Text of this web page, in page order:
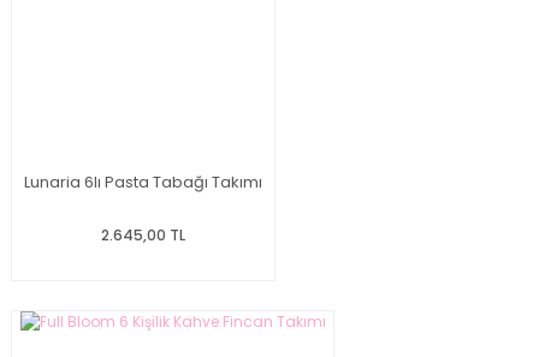
Lunaria 6lı Pasta Tabağı Takımı
2.645,00 TL